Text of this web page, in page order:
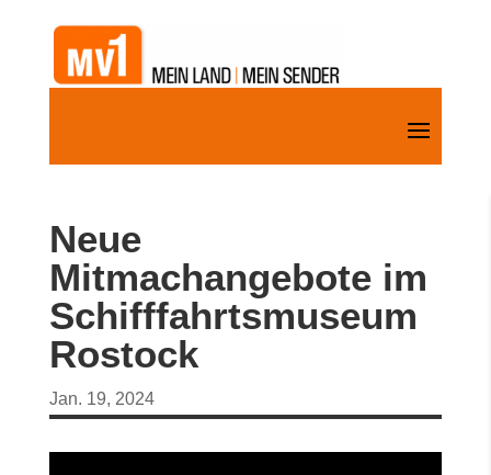
Neue
Mitmachangebote im
Schifffahrtsmuseum
Rostock
Jan. 19, 2024